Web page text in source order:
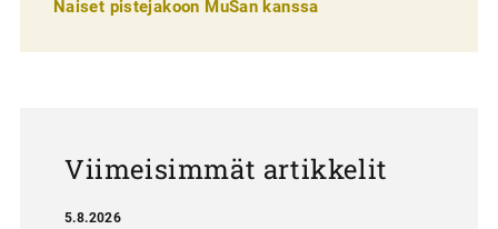
Naiset pistejakoon MuSan kanssa
Viimeisimmät artikkelit
5.8.2026